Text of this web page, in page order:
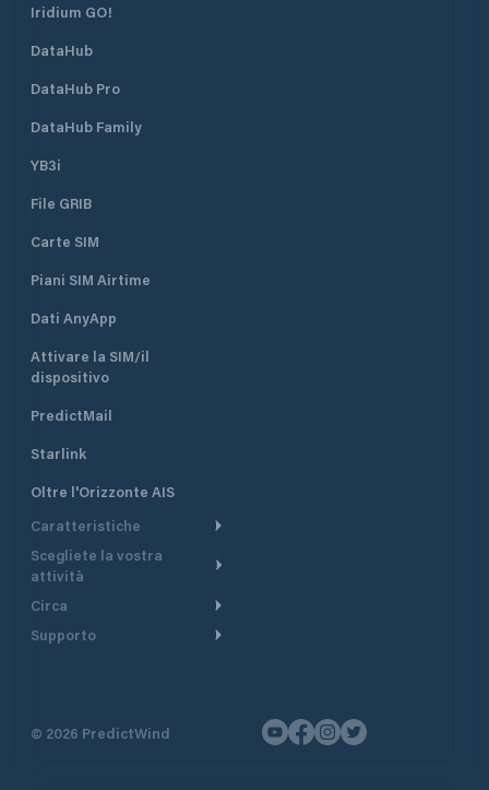
Iridium GO!
DataHub
DataHub Pro
DataHub Family
YB3i
File GRIB
Carte SIM
Piani SIM Airtime
Dati AnyApp
Attivare la SIM/il
dispositivo
PredictMail
Starlink
Oltre l'Orizzonte AIS
Caratteristiche
Itinerario meteorologico
Itinerario per motoscafi
Pianifica partenza
Scegliete la vostra
attività
Crociera
Navigazione a motore
Circa
Panoramica
Supporto
Contatto
© 2026 PredictWind